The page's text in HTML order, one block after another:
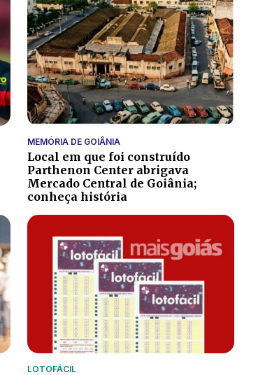
MEMÓRIA DE GOIÂNIA
Local em que foi construído
Parthenon Center abrigava
Mercado Central de Goiânia;
conheça história
LOTOFÁCIL